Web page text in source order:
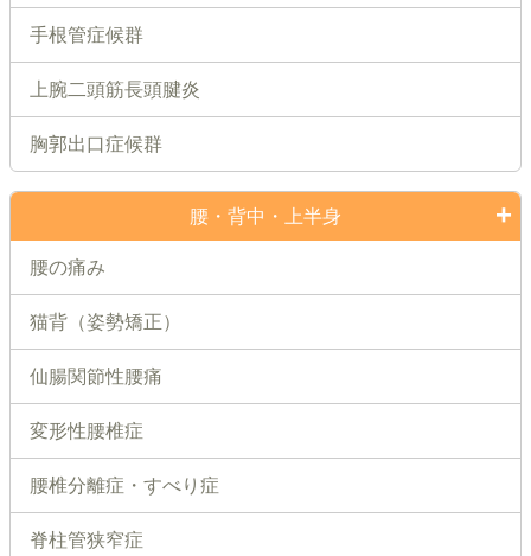
手根管症候群
上腕二頭筋長頭腱炎
胸郭出口症候群
腰・背中・上半身
腰の痛み
猫背（姿勢矯正）
仙腸関節性腰痛
変形性腰椎症
腰椎分離症・すべり症
脊柱管狭窄症